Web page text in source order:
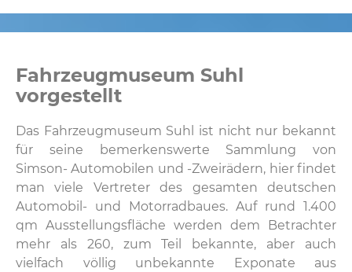
Fahrzeugmuseum Suhl
vorgestellt
Das Fahrzeugmuseum Suhl ist nicht nur bekannt
für seine bemerkenswerte Sammlung von
Simson- Automobilen und -Zweirädern, hier findet
man viele Vertreter des gesamten deutschen
Automobil- und Motorradbaues. Auf rund 1.400
qm Ausstellungsfläche werden dem Betrachter
mehr als 260, zum Teil bekannte, aber auch
vielfach völlig unbekannte Exponate aus